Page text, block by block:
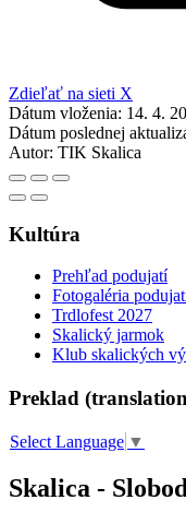
Zdieľať na sieti X
Dátum vloženia: 14. 4.
Dátum poslednej
Autor: TIK Skalica
Kultúra
Prehľad podujatí
Fotogaléria
Trdlofest 2027
Skalický jarmok
Klub skalických
Preklad
Select Language ▼
Skalica -